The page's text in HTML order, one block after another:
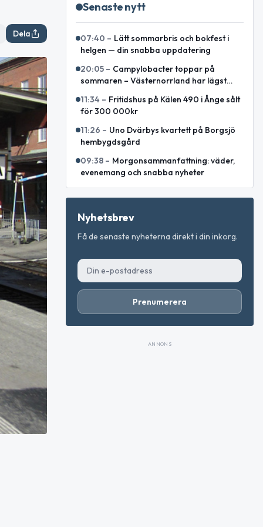
Dela
Senaste nytt
07:40 – Lätt sommarbris och bokfest i
helgen — din snabba uppdatering
20:05 – Campylobacter toppar på
sommaren – Västernorrland har lägst
11:34 – Fritidshus på Kälen 490 i Ånge sålt
för 300 000kr
11:26 – Uno Dvärbys kvartett på Borgsjö
hembygdsgård
09:38 – Morgonsammanfattning: väder,
evenemang och snabba nyheter
Nyhetsbrev
Få de senaste nyheterna direkt i din inkorg.
Prenumerera
ANNONS